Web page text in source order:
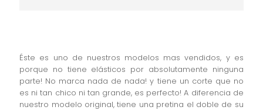
Éste es uno de nuestros modelos mas vendidos, y es
porque no tiene elásticos por absolutamente ninguna
parte! No marca nada de nada! y tiene un corte que no
es ni tan chico ni tan grande, es perfecto! A diferencia de
nuestro modelo original, tiene una pretina el doble de su